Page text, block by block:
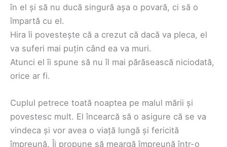
în el și să nu ducă singură așa o povară, ci să o
împartă cu el.
Hira îi povestește că a crezut că dacă va pleca, el
va suferi mai puțin când ea va muri.
Atunci el îi spune să nu îl mai părăsească niciodată,
orice ar fi.
Cuplul petrece toată noaptea pe malul mării și
povestesc mult. El încearcă să o asigure că se va
vindeca și vor avea o viață lungă și fericită
împreună. Îi propune să meargă împreună într-o